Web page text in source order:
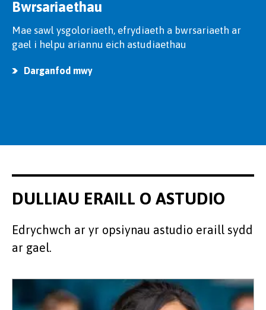
Bwrsariaethau
Mae sawl ysgoloriaeth, efrydiaeth a bwrsariaeth ar
gael i helpu ariannu eich astudiaethau
Darganfod mwy
DULLIAU ERAILL O ASTUDIO
Edrychwch ar yr opsiynau astudio eraill sydd
ar gael.